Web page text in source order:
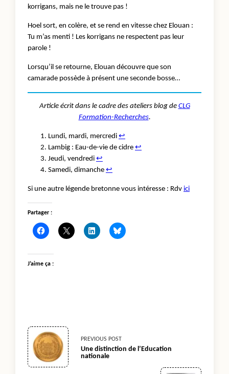
korrigans, mais ne le trouve pas !
Hoel sort, en colère, et se rend en vitesse chez Elouan :
Tu m’as menti ! Les korrigans ne respectent pas leur
parole !
Lorsqu’il se retourne, Elouan découvre que son
camarade possède à présent une seconde bosse…
Article écrit dans le cadre des ateliers blog de CLG
Formation-Recherches.
Lundi, mardi, mercredi ↩︎
Lambig : Eau-de-vie de cidre ↩︎
Jeudi, vendredi ↩︎
Samedi, dimanche ↩︎
Si une autre légende bretonne vous intéresse : Rdv ici
Partager :
J’aime ça :
<span
class="nav-
PREVIOUS POST
Une distinction de l’Éducation
nationale